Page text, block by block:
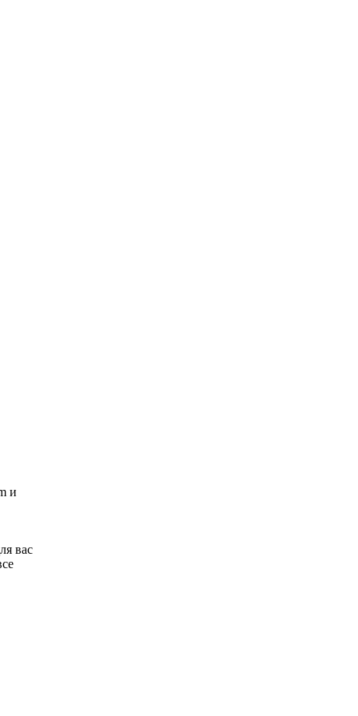
и
вас